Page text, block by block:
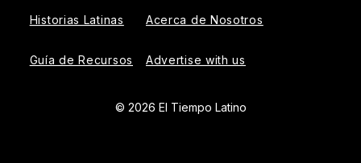
Historias Latinas
Guía de Recursos
Acerca de Nosotros
Advertise with us
© 2026 El Tiempo Latino